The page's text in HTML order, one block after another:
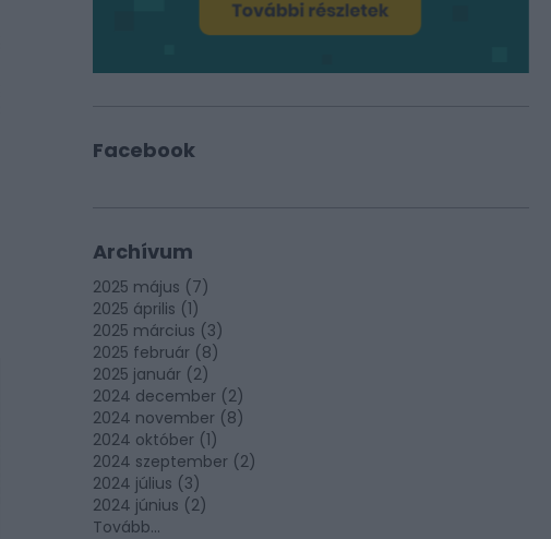
Facebook
Archívum
2025 május (7)
2025 április (1)
2025 március (3)
2025 február (8)
2025 január (2)
2024 december (2)
2024 november (8)
2024 október (1)
2024 szeptember (2)
2024 július (3)
2024 június (2)
Tovább...